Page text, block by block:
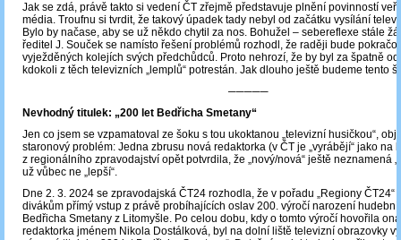
Jak se zdá, právě takto si vedení ČT zřejmě představuje plnění povinností
média. Troufnu si tvrdit, že takový úpadek tady nebyl od začátku vysílání
Bylo by načase, aby se už někdo chytil za nos. Bohužel – sebereflexe stále
ředitel J. Souček se namísto řešení problémů rozhodl, že raději bude
vyježděných kolejích svých předchůdců. Proto nehrozí, že by byl za špatně
kdokoli z těch televizních „lemplů“ potrestán. Jak dlouho ještě budeme tento
─────
Nevhodný titulek: „200 let Bedřicha Smetany“
Jen co jsem se vzpamatoval ze šoku s tou ukoktanou „televizní husičkou“,
staronový problém: Jedna zbrusu nová redaktorka (v ČT je „vyrábějí“ jako na
z regionálního zpravodajství opět potvrdila, že „nový/nová“ ještě neznamená
už vůbec ne „lepší“.
Dne 2. 3. 2024 se zpravodajská ČT24 rozhodla, že v pořadu „Regiony ČT24“
divákům přímý vstup z právě probíhajících oslav 200. výročí narození
Bedřicha Smetany z Litomyšle. Po celou dobu, kdy o tomto výročí hovořila
redaktorka jménem Nikola Dostálková, byl na dolní liště televizní obrazovky